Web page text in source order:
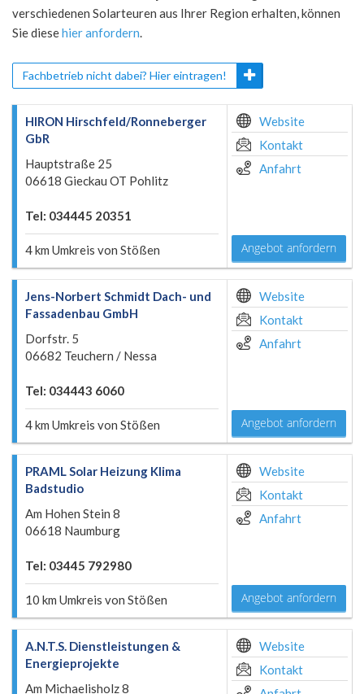
verschiedenen Solarteuren aus Ihrer Region erhalten, können
Sie diesehier anfordern.
Fachbetrieb nicht dabei? Hier eintragen!
HIRON Hirschfeld/Ronneberger
GbR
Hauptstraße 25
06618 Gieckau OT Pohlitz
Tel: 034445 20351
4 km Umkreis von Stößen
Website
Kontakt
Anfahrt
Angebot anfordern
Jens-Norbert Schmidt Dach- und
Fassadenbau GmbH
Dorfstr. 5
06682 Teuchern / Nessa
Tel: 034443 6060
4 km Umkreis von Stößen
Website
Kontakt
Anfahrt
Angebot anfordern
PRAML Solar Heizung Klima
Badstudio
Am Hohen Stein 8
06618 Naumburg
Tel: 03445 792980
10 km Umkreis von Stößen
Website
Kontakt
Anfahrt
Angebot anfordern
A.N.T.S. Dienstleistungen &
Energieprojekte
Am Michaelisholz 8
Website
Kontakt